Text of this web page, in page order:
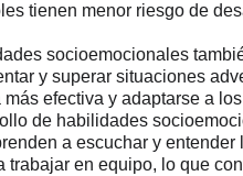
tienen menor riesgo de
socioemocionales
y superar situaciones
efectiva y adaptarse a
de habilidades
a escuchar y
trabajar en equipo, lo que